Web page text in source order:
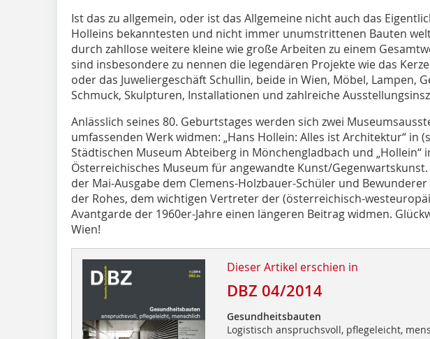
Ist das zu allgemein, oder ist das Allgemeine nicht auch das
Holleins bekanntesten und nicht immer unumstrittenen Bauten
durch zahllose weitere kleine wie große Arbeiten zu einem
sind insbesondere zu nennen die legendären Projekte wie das
oder das Juweliergeschäft Schullin, beide in Wien, Möbel, Lampen,
Schmuck, Skulpturen, Installationen und zahlreiche
Anlässlich seines 80. Geburtstages werden sich zwei
umfassenden Werk widmen: „Hans Hollein: Alles ist Architektur“ in
Städtischen Museum Abteiberg in Mönchengladbach und „Hollein“
Österreichisches Museum für angewandte Kunst/
der Mai-Ausgabe dem Clemens-Holzbauer-Schüler und Bewunderer
der Rohes, dem wichtigen Vertreter der (österreichisch-
Avantgarde der 1960er-Jahre einen längeren Beitrag widmen.
Wien!
Dieser Artikel erschien in
DBZ 04/2014
Gesundheitsbauten
Logistisch anspruchsvoll, pflegeleicht,